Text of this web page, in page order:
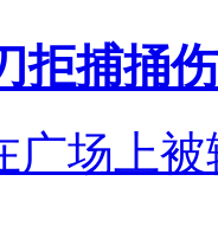
拒捕捅
广场上